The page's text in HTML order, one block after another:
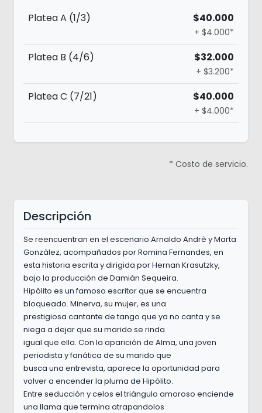
Platea A (1/3)
$40.000
+ $4.000*
Platea B (4/6) $32.000
+ $3.200*
Platea C (7/21) $40.000
+ $4.000*
* Costo de servicio.
Descripción
Se reencuentran en el escenario Arnaldo Andrè y Marta
Gonzàlez, acompañados por Romina Fernandes, en
esta historia escrita y dirigida por Hernan Krasutzky,
bajo la producción de Damiàn Sequeira.
Hipólito es un famoso escritor que se encuentra
bloqueado. Minerva, su mujer, es una
prestigiosa cantante de tango que ya no canta y se
niega a dejar que su marido se rinda
igual que ella. Con la aparición de Alma, una joven
periodista y fanática de su marido que
busca una entrevista, aparece la oportunidad para
volver a encender la pluma de Hipólito.
Entre seducción y celos el triángulo amoroso enciende
una llama que termina atrapandolos